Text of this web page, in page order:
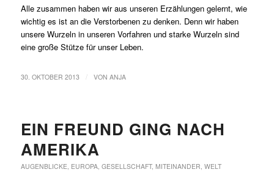
Alle zusammen haben wir aus unseren Erzählungen gelernt, wie
wichtig es ist an die Verstorbenen zu denken. Denn wir haben
unsere Wurzeln in unseren Vorfahren und starke Wurzeln sind
eine große Stütze für unser Leben.
30. OKTOBER 2013 VON ANJA
EIN FREUND GING NACH
AMERIKA
AUGENBLICKE, EUROPA, GESELLSCHAFT, MITEINANDER, WELT